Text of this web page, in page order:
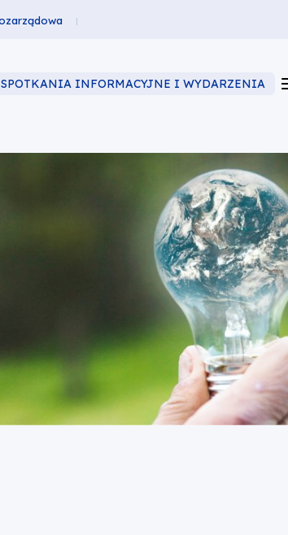
SPOTKANIA INFORMACYJNE I WYDARZENIA